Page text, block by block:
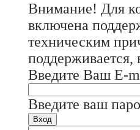
Внимание! Для
включена
техническим
поддерживается,
Введите Ваш E-
Введите ваш
Вход